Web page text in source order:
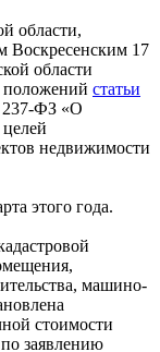
области,
Воскресенским 17
области
положений статьи
237-ФЗ «О
недвижимости
этого года.
машино-
стоимости
заявлению